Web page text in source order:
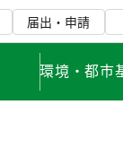
届出・申請
環境・都市